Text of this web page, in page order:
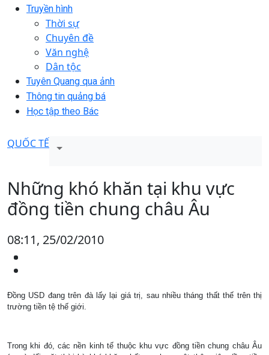
Truyền hình
Thời sự
Chuyên đề
Văn nghệ
Dân tộc
Tuyên Quang qua ảnh
Thông tin quảng bá
Học tập theo Bác
QUỐC TẾ
Những khó khăn tại khu vực
đồng tiền chung châu Âu
08:11, 25/02/2010
Ðồng USD đang trên đà lấy lại giá trị, sau nhiều tháng thất thế trên thị
trường tiền tệ thế giới.
Trong khi đó, các nền kinh tế thuộc khu vực đồng tiền chung châu Âu